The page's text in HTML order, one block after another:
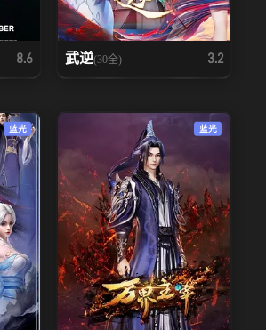
8.6 武逆(30全) 3.2
蓝光 蓝光